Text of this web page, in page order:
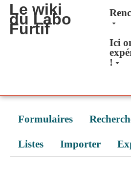
Le wiki
du Labo
Furtif
Ici
!
Formulaires
Listes Importer